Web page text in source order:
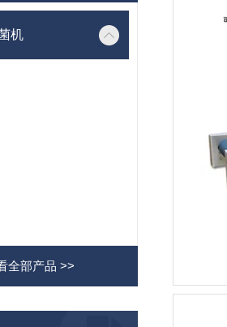
机
全部产品 >>